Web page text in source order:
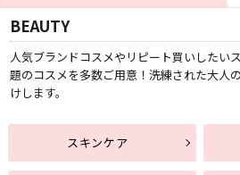
BEAUTY
人気ブランドコスメやリピート買いしたい
題のコスメを多数ご用意！洗練された大人
けします。
スキンケア